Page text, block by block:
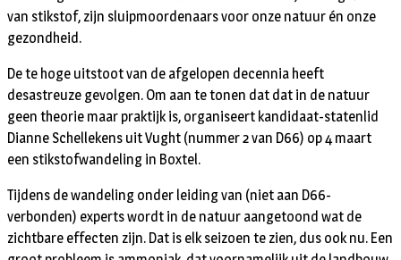
van stikstof, zijn sluipmoordenaars voor onze natuur én onze
gezondheid.
De te hoge uitstoot van de afgelopen decennia heeft
desastreuze gevolgen. Om aan te tonen dat dat in de natuur
geen theorie maar praktijk is, organiseert kandidaat-statenlid
Dianne Schellekens uit Vught (nummer 2 van D66) op 4 maart
een stikstofwandeling in Boxtel.
Tijdens de wandeling onder leiding van (niet aan D66-
verbonden) experts wordt in de natuur aangetoond wat de
zichtbare effecten zijn. Dat is elk seizoen te zien, dus ook nu. Een